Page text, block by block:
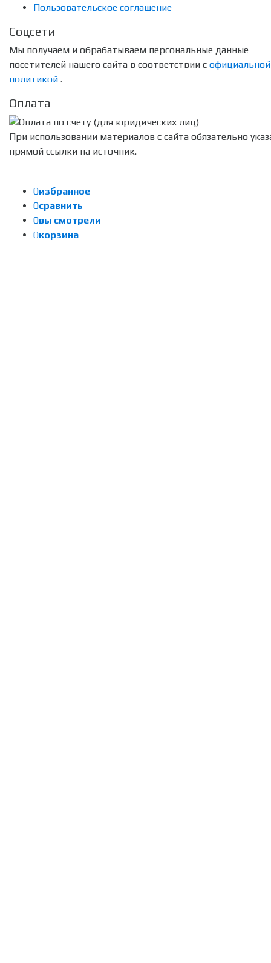
Пользовательское соглашение
Соцсети
Мы получаем и обрабатываем персональные данные
посетителей нашего сайта в соответствии с официальной
политикой .
Оплата
При использовании материалов с сайта обязательно
прямой ссылки на источник.
0избранное
0сравнить
0вы смотрели
0корзина